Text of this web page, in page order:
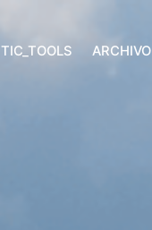
TIC_TOOLS ARCHIVO